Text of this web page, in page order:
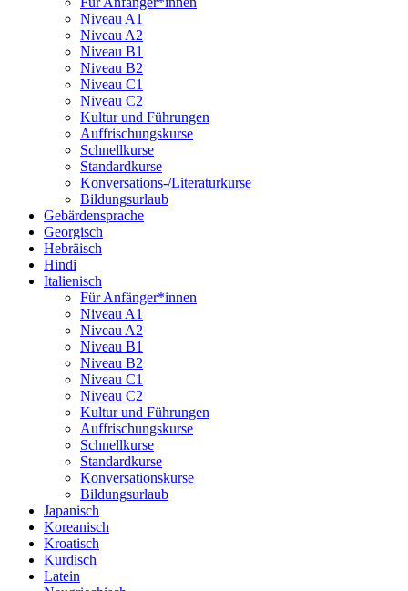
Niveau A1
Niveau A2
Niveau B1
Niveau B2
Niveau C1
Niveau C2
Kultur und Führungen
Auffrischungskurse
Schnellkurse
Standardkurse
Konversations-/Literaturkurse
Bildungsurlaub
Gebärdensprache
Georgisch
Hebräisch
Hindi
Italienisch
Für Anfänger*innen
Niveau A1
Niveau A2
Niveau B1
Niveau B2
Niveau C1
Niveau C2
Kultur und Führungen
Auffrischungskurse
Schnellkurse
Standardkurse
Konversationskurse
Bildungsurlaub
Japanisch
Koreanisch
Kroatisch
Kurdisch
Latein